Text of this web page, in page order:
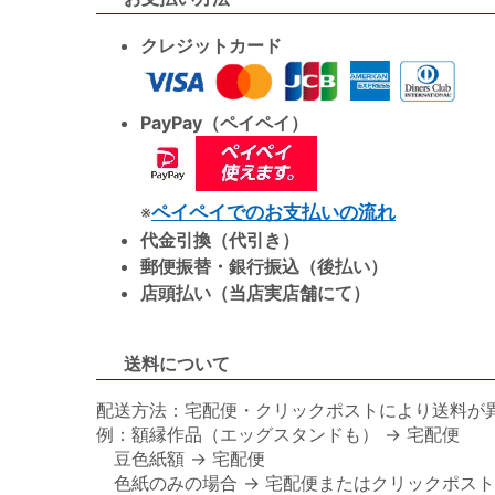
クレジットカード
PayPay（ペイペイ）
※ペイペイでのお支払いの流れ
代金引換（代引き）
郵便振替・銀行振込（後払い）
店頭払い（当店実店舗にて）
送料について
配送方法：宅配便・クリックポストにより送料が
例：額縁作品（エッグスタンドも） → 宅配便
豆色紙額 → 宅配便
色紙のみの場合 → 宅配便またはクリックポスト